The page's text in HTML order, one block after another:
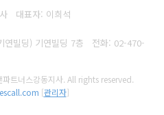
대표자: 이희석
연빌딩) 기연빌딩 7층 전화: 02-470-
트너스강동지사. All rights reserved.
[관리자]